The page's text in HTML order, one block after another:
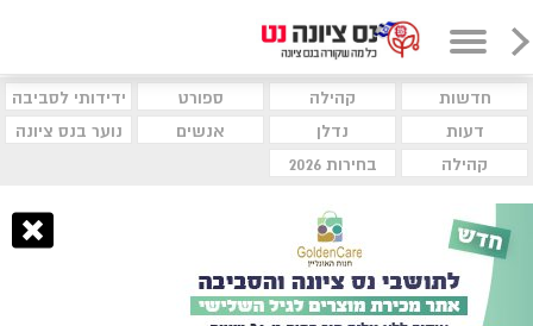
חדשות קהילה ספורט
ידידותי לסביבה
דעות
נדלן אנשים
נוער בנס ציונה
קהילה
בחירות 2026